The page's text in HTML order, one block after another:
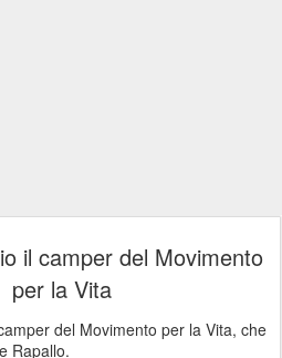
il camper del Movimento
per la Vita
del Movimento per la Vita, che
Rapallo.